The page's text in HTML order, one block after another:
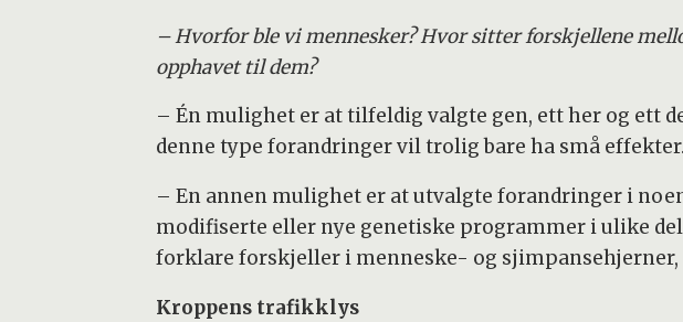
– Hvorfor ble vi mennesker? Hvor sitter forskjellene
opphavet til dem?
– Én mulighet er at tilfeldig valgte gen, ett her og ett
denne type forandringer vil trolig bare ha små effekter.
– En annen mulighet er at utvalgte forandringer i
modifiserte eller nye genetiske programmer i ulike
forklare forskjeller i menneske- og sjimpansehjerner,
Kroppens trafikklys